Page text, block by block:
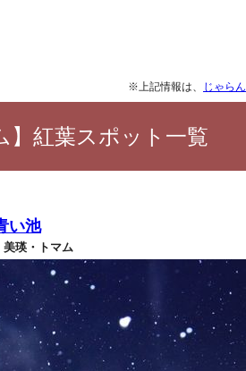
※上記情報は、 じゃらん
】紅葉スポット一覧
い池
美瑛・トマム